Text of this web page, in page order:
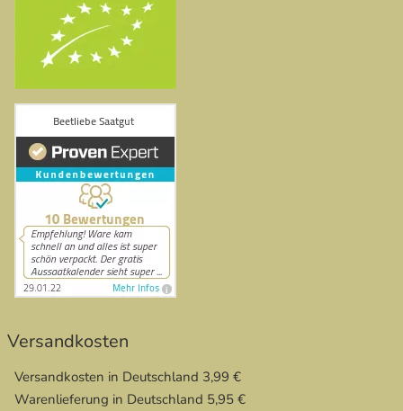
Versandkosten
Versandkosten in Deutschland 3,99 €
Warenlieferung in Deutschland 5,95 €